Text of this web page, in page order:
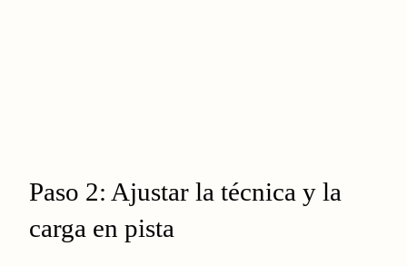
Paso 2: Ajustar la técnica y la
carga en pista